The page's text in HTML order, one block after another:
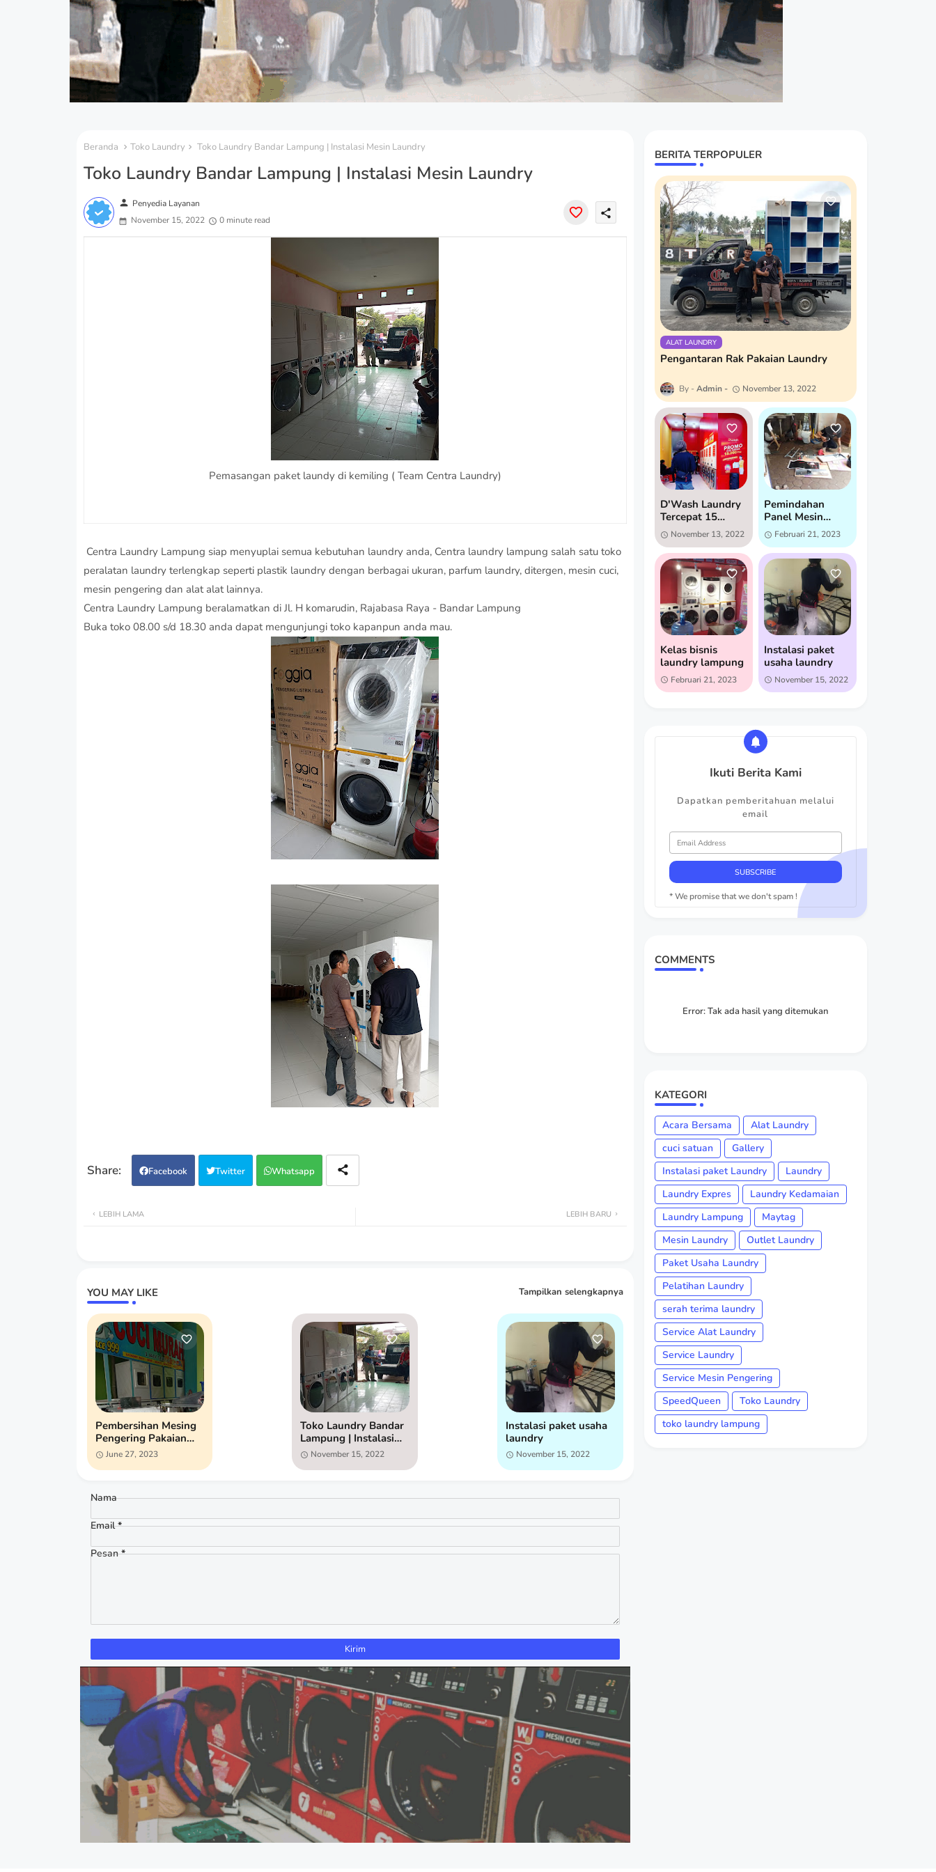
Beranda Toko Laundry Toko Laundry Bandar Lampung | Instalasi Mesin Laundry
Toko Laundry Bandar Lampung | Instalasi Mesin Laundry
person Penyedia Layanan
November 15, 2022
0 minute read
share
Pemasangan paket laundy di kemiling ( Team Centra Laundry)
Centra Laundry Lampung siap menyuplai semua kebutuhan laundry anda, Centra laundry lampung salah satu toko
peralatan laundry terlengkap seperti plastik laundry dengan berbagai ukuran, parfum laundry, ditergen, mesin cuci,
mesin pengering dan alat alat lainnya.
Centra Laundry Lampung beralamatkan di Jl. H komarudin, Rajabasa Raya - Bandar Lampung
Buka toko 08.00 s/d 18.30 anda dapat mengunjungi toko kapanpun anda mau.
Facebook Twitter Whatsapp
LEBIH BARU
LEBIH LAMA
YOU MAY LIKE Tampilkan selengkapnya
Pembersihan Mesing
Pengering Pakaian
Laundry Lampung
June 27, 2023
Toko Laundry Bandar
Lampung | Instalasi
Mesin Laundry
November 15, 2022
Instalasi paket usaha
laundry
November 15, 2022
Nama
Email*
Pesan*
BERITA TERPOPULER
ALAT LAUNDRY
Pengantaran Rak Pakaian Laundry
Admin November 13, 2022
D'Wash Laundry
Tercepat 15
Menit Bandar
Lampung
November 13, 2022
Pemindahan
Panel Mesin
Dryer
SpeedQueen
Februari 21, 2023
Kelas bisnis
laundry lampung
Februari 21, 2023
Instalasi paket
usaha laundry
November 15, 2022
Ikuti Berita Kami
Dapatkan pemberitahuan melalui
email
* We promise that we don't spam !
COMMENTS
Error:Tak ada hasil yang ditemukan
KATEGORI
Acara Bersama
Alat Laundry
cuci satuan
Gallery
Instalasi paket Laundry
Laundry
Laundry Expres
Laundry Kedamaian
Laundry Lampung
Maytag
Mesin Laundry
Outlet Laundry
Paket Usaha Laundry
Pelatihan Laundry
serah terima laundry
Service Alat Laundry
Service Laundry
Service Mesin Pengering
SpeedQueen
Toko Laundry
toko laundry lampung